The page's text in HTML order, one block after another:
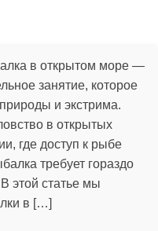
в открытом море —
занятие, которое
и экстрима.
в открытых
где доступ к рыбе
требует гораздо
этой статье мы
в […]